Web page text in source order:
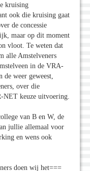
kruising
ook die kruising gaat
de concessie
maar op dit moment
vloot. Te weten dat
alle Amstelveners
in de VRA-
weer geweest,
over die
keuze uitvoering.
van B en W, de
jullie allemaal voor
en wens ook
doen wij het===